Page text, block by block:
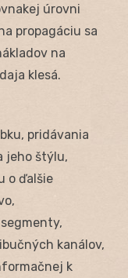
úrovni
propagáciu sa
na
klesá.
pridávania
jeho štýlu,
o ďalšie
kanálov,
k